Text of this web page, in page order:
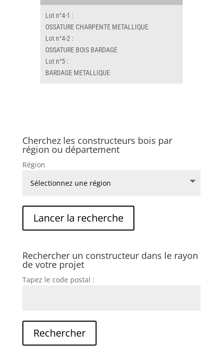
Lot n°4-1 :
OSSATURE CHARPENTE METALLIQUE
Lot n°4-2 :
OSSATURE BOIS BARDAGE
Lot n°5 :
BARDAGE METALLIQUE
Cherchez les constructeurs bois par
région ou département
Région
Rechercher un constructeur dans le rayon
de votre projet
Tapez le code postal :